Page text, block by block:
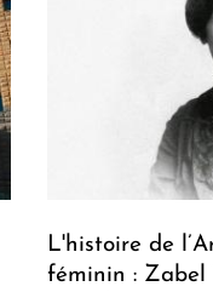
L'histoire de
féminin : Zabel